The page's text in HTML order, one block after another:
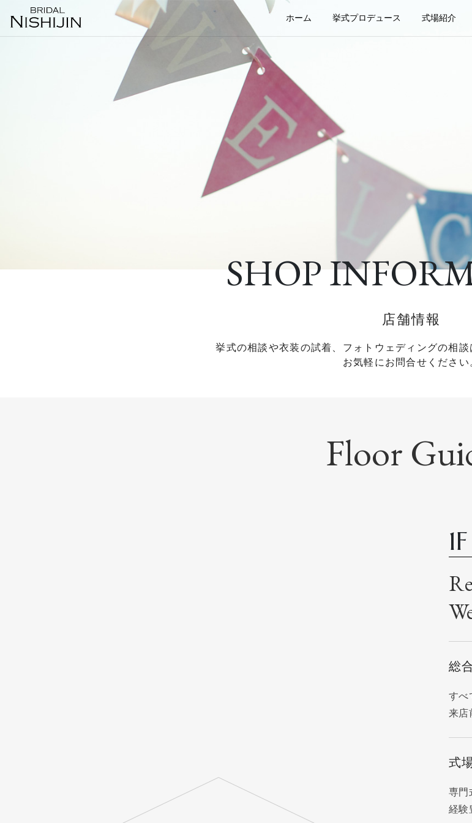
ホーム 挙式プロデュース
結婚式実例
式場紹介
提携式場
Wedding
Kimono
店舗情報
挙式の相談や衣装の試着、フォトウェディングの相談
お気軽にお問合せください
Floor
1F
総
すべ
来店
式
専門
経験